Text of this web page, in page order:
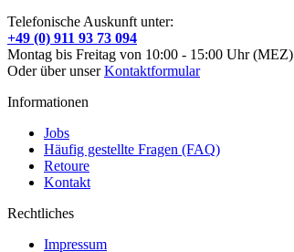
Telefonische Auskunft unter:
+49 (0) 911 93 73 094
Montag bis Freitag von 10:00 - 15:00 Uhr (MEZ)
Oder über unserKontaktformular
Informationen
Jobs
Häufig gestellte Fragen (FAQ)
Retoure
Kontakt
Rechtliches
Impressum